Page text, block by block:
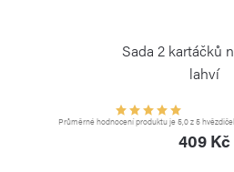
Sada 2 kartáčků
lahví
Průměrné hodnocení produktu je 5,0 z 5
409 Kč